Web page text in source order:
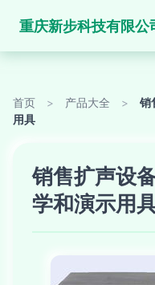
重庆新步科技有限公
首页 > 产品大全 >
销
用具
销售扩声设
学和演示用